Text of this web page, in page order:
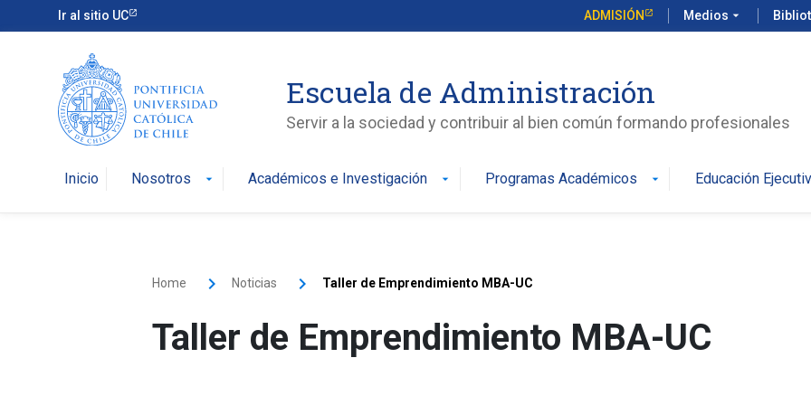
Ir al sitio UC ADMISIÓN Medios arrow_drop_down
Escuela de Administración
Servir a la sociedad y contribuir al bien común formando profesionales
Inicio Nosotros arrow_drop_down Académicos e Investigación arrow_drop_down Programas Académicos arrow_drop_down Educación
Home Noticias Taller de Emprendimiento MBA-UC
Taller de Emprendimiento MBA-UC